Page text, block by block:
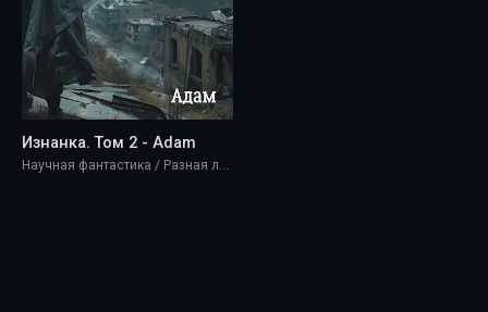
Изнанка. Том 2 - Adam
Научная фантастика / Разная литература / Фэнтези